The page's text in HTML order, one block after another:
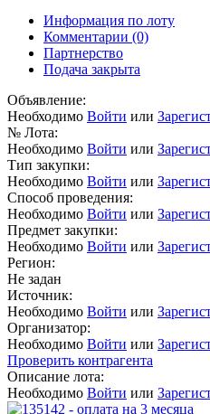
Информация по лоту
Комментарии (0)
Партнерство
Подача закрыта
Объявление:
Необходимо Войти или
№ Лота:
Необходимо Войти или
Тип закупки:
Необходимо Войти или
Способ проведения:
Необходимо Войти или
Предмет закупки:
Необходимо Войти или
Регион:
Не задан
Источник:
Необходимо Войти или
Организатор:
Необходимо Войти или
Проверить контрагента
Описание лота:
Необходимо Войти или